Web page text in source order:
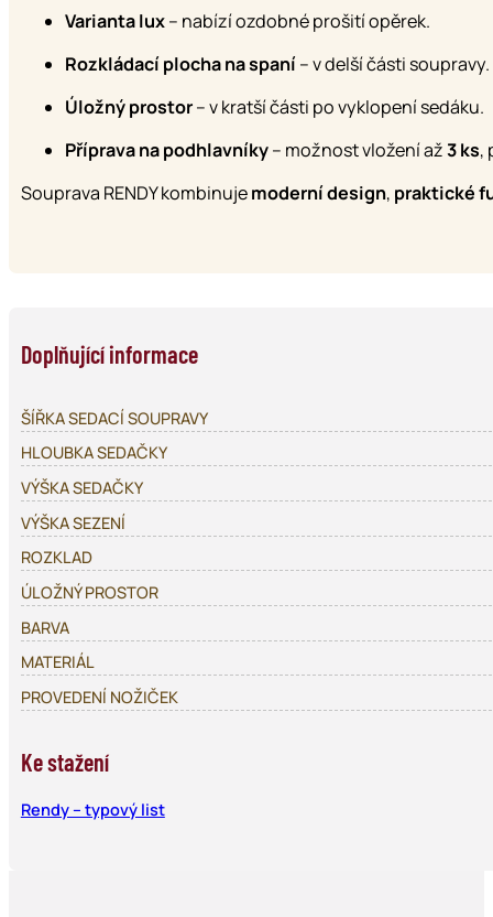
Varianta lux– nabízí ozdobné prošití opěrek.
Rozkládací plocha na spaní– v delší části soupravy.
Úložný prostor– v kratší části po vyklopení sedáku.
Příprava na podhlavníky– možnost vložení až3 ks,
Souprava RENDY kombinujemoderní design, praktické
Doplňující informace
ŠÍŘKA SEDACÍ SOUPRAVY
HLOUBKA SEDAČKY
VÝŠKA SEDAČKY
VÝŠKA SEZENÍ
ROZKLAD
ÚLOŽNÝ PROSTOR
BARVA
MATERIÁL
PROVEDENÍ NOŽIČEK
Ke stažení
Rendy – typový list